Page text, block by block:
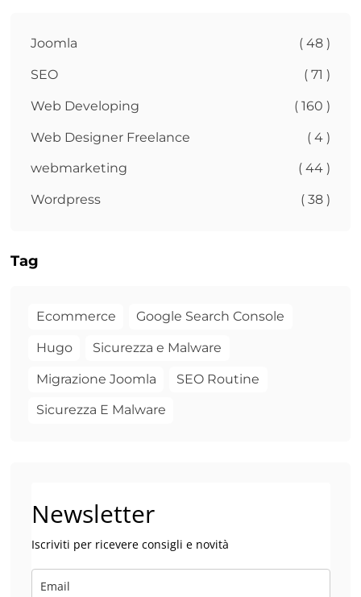
Joomla ( 48 )
SEO ( 71 )
Web Developing ( 160 )
Web Designer Freelance ( 4 )
webmarketing ( 44 )
Wordpress ( 38 )
Tag
Ecommerce Google Search Console
Hugo Sicurezza e Malware
Migrazione Joomla SEO Routine
Sicurezza E Malware
Newsletter
Iscriviti per ricevere consigli e novità